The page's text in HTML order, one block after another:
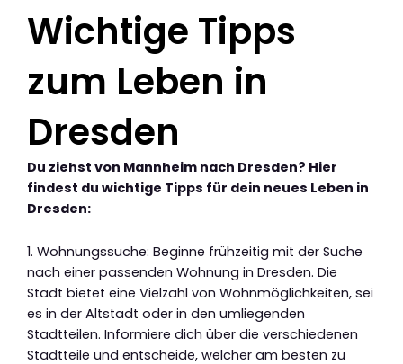
Wichtige Tipps
zum Leben in
Dresden
Du ziehst von Mannheim nach Dresden? Hier
findest du wichtige Tipps für dein neues Leben in
Dresden:
1. Wohnungssuche: Beginne frühzeitig mit der Suche
nach einer passenden Wohnung in Dresden. Die
Stadt bietet eine Vielzahl von Wohnmöglichkeiten, sei
es in der Altstadt oder in den umliegenden
Stadtteilen. Informiere dich über die verschiedenen
Stadtteile und entscheide, welcher am besten zu